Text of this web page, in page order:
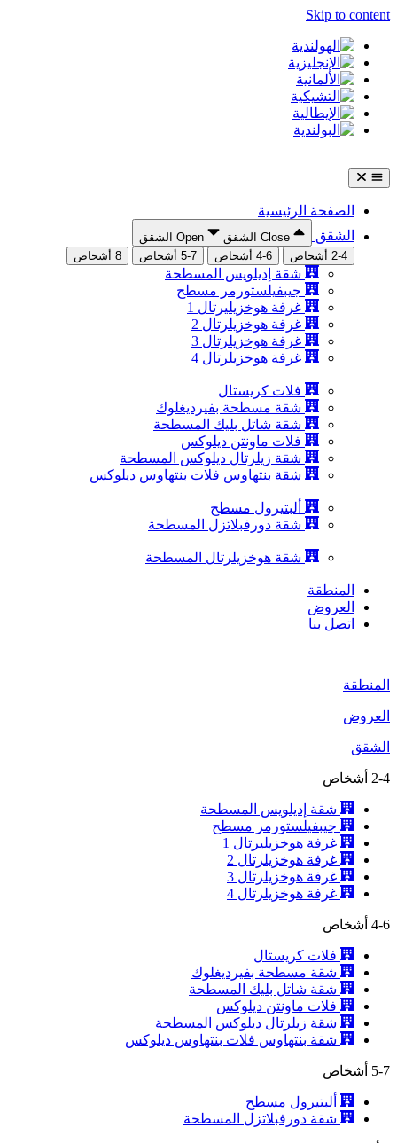
Skip to content
الصفحة الرئيسية
الشقق
Close الشقق
Open الشقق
2-4 أشخاص
4-6 أشخاص 5-7 أشخاص 8 أشخاص
شقة إديلويس المسطحة
جيبفيلستورمر مسطح
غرفة هوخزيليرتال 1
غرفة هوخزيلرتال 2
غرفة هوخزيلرتال 3
غرفة هوخزيلرتال 4
فلات كريستال
شقة مسطحة بفيرديغلوك
شقة شاتل بليك المسطحة
فلات ماونتن ديلوكس
شقة زيلرتال ديلوكس المسطحة
شقة بنتهاوس فلات بنتهاوس ديلوكس
ألبتيرول مسطح
شقة دورفبلاتزل المسطحة
شقة هوخزيلرتال المسطحة
المنطقة
العروض
اتصل بنا
المنطقة
العروض
الشقق
2-4 أشخاص
شقة إديلويس المسطحة
جيبفيلستورمر مسطح
غرفة هوخزيليرتال 1
غرفة هوخزيلرتال 2
غرفة هوخزيلرتال 3
غرفة هوخزيلرتال 4
4-6 أشخاص
فلات كريستال
شقة مسطحة بفيرديغلوك
شقة شاتل بليك المسطحة
فلات ماونتن ديلوكس
شقة زيلرتال ديلوكس المسطحة
شقة بنتهاوس فلات بنتهاوس ديلوكس
5-7 أشخاص
ألبتيرول مسطح
شقة دورفبلاتزل المسطحة